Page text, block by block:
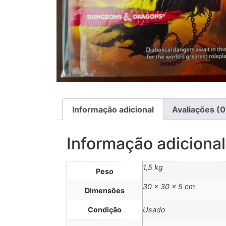
Informação adicional Avaliações
Informação adicional
Peso 1,5 kg
Dimensões 30 × 30 × 5 cm
Condição Usado